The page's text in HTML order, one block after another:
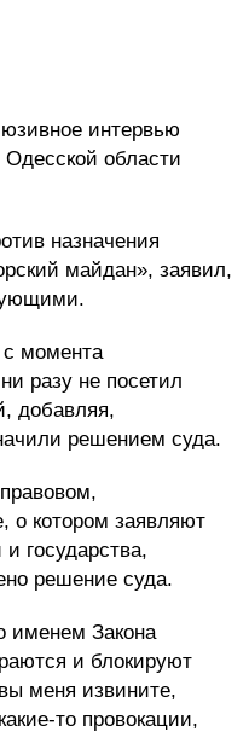
интервью
области
назначения
майдан», заявил,
с момента
разу не посетил
добавляя,
решением суда.
о котором заявляют
государства,
решение суда.
именем Закона
и блокируют
меня извините,
то провокации,